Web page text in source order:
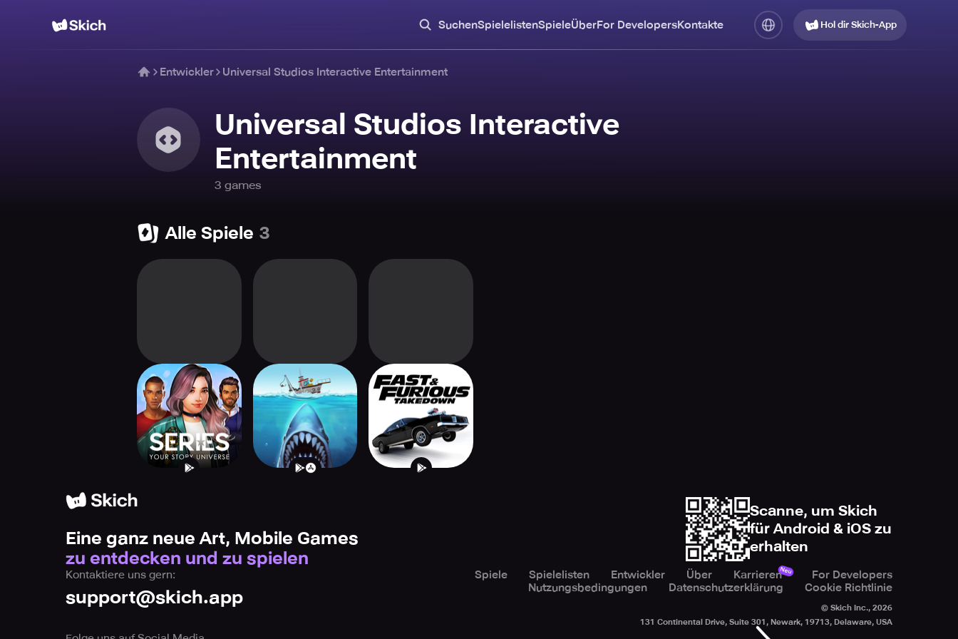
SuchenSpielelistenSpieleÜberFor DevelopersKontakte Hol dir Skich-App
Entwickler Universal Studios Interactive Entertainment
Universal Studios Interactive
Entertainment
3 games
Alle Spiele 3
Series: Your Story
Universe
JAWS.io
Fast & Furious
Takedown
Eine ganz neue Art, Mobile Games
zu entdecken und zu spielen
Scanne, um Skich
für Android & iOS zu
erhalten
Kontaktiere uns gern:
support@skich.app
Spiele Spielelisten Entwickler Über KarrierenNeu
For Developers
Nutzungsbedingungen
Datenschutzerklärung Cookie Richtlinie
© Skich Inc., 2026
131 Continental Drive, Suite 301, Newark, 19713, Delaware, USA